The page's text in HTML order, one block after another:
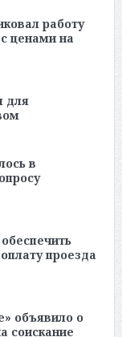
работу
ценами на
для
в
проезда
объявило о
соискание